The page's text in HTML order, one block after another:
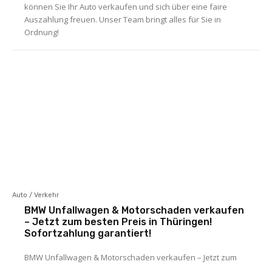
können Sie Ihr Auto verkaufen und sich über eine faire
Auszahlung freuen. Unser Team bringt alles für Sie in
Ordnung!
Auto / Verkehr
BMW Unfallwagen & Motorschaden verkaufen
– Jetzt zum besten Preis in Thüringen!
Sofortzahlung garantiert!
BMW Unfallwagen & Motorschaden verkaufen – Jetzt zum